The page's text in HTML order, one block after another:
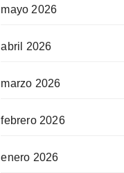
mayo 2026
abril 2026
marzo 2026
febrero 2026
enero 2026